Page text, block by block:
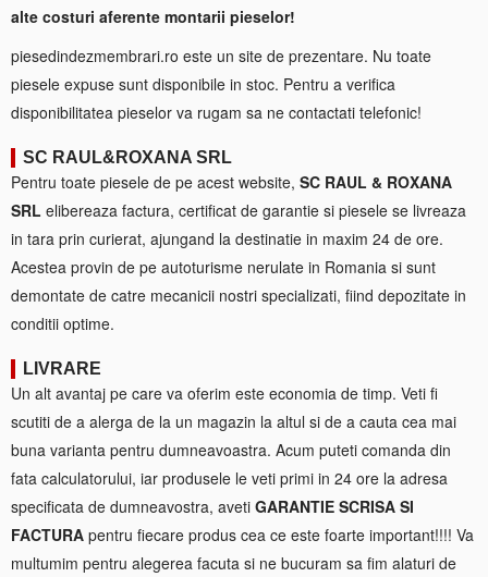
alte costuri aferente montarii pieselor!
piesedindezmembrari.ro este un site de prezentare. Nu toate
piesele expuse sunt disponibile in stoc. Pentru a verifica
disponibilitatea pieselor va rugam sa ne contactati telefonic!
SC RAUL&ROXANA SRL
Pentru toate piesele de pe acest website, SC RAUL & ROXANA
SRL elibereaza factura, certificat de garantie si piesele se livreaza
in tara prin curierat, ajungand la destinatie in maxim 24 de ore.
Acestea provin de pe autoturisme nerulate in Romania si sunt
demontate de catre mecanicii nostri specializati, fiind depozitate in
conditii optime.
LIVRARE
Un alt avantaj pe care va oferim este economia de timp. Veti fi
scutiti de a alerga de la un magazin la altul si de a cauta cea mai
buna varianta pentru dumneavoastra. Acum puteti comanda din
fata calculatorului, iar produsele le veti primi in 24 ore la adresa
specificata de dumneavostra, aveti GARANTIE SCRISA SI
FACTURA pentru fiecare produs cea ce este foarte important!!!! Va
multumim pentru alegerea facuta si ne bucuram sa fim alaturi de